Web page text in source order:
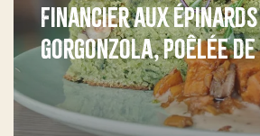
Financier aux
gorgonzola, poêlée